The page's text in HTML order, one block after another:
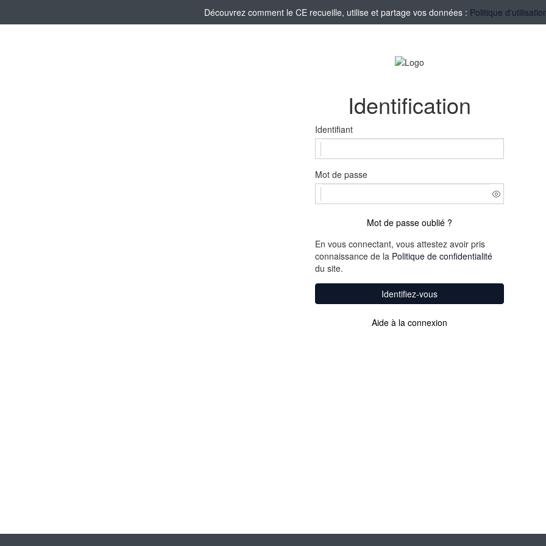
Découvrez comment le CE recueille, utilise et partage vos données : Politique
Identification
Identifiant
Mot de passe
Mot de passe oublié ?
En vous connectant, vous attestez avoir pris
connaissance de la Politique de confidentialité
du site.
Identifiez-vous
Aide à la connexion